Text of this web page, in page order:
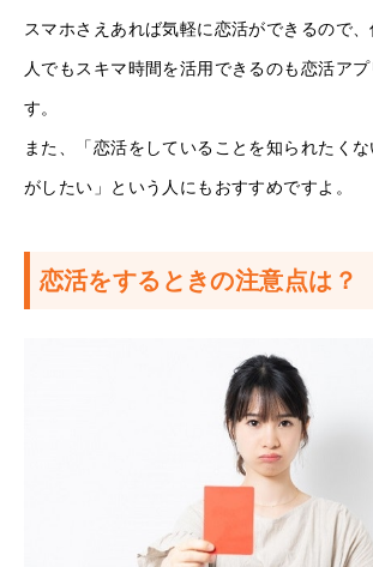
スマホさえあれば気軽に恋活ができるので
人でもスキマ時間を活用できるのも恋活ア
す。
また、「恋活をしていることを知られたく
がしたい」という人にもおすすめですよ。
恋活をするときの注意点は？